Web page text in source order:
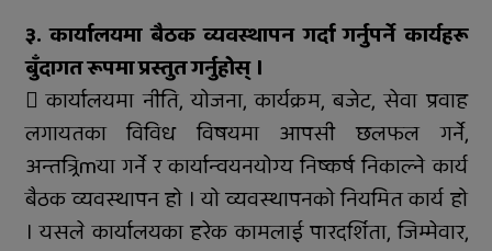
३. कार्यालयमा बैठक व्यवस्थापन गर्दा गर्नुपर्ने कार्यहरू
बुँदागत रूपमा प्रस्तुत गर्नुहोस् ।
 कार्यालयमा नीति, योजना, कार्यक्रम, बजेट, सेवा प्रवाह
लगायतका विविध विषयमा आपसी छलफल गर्ने,
अन्तत्र्रिmया गर्ने र कार्यान्वयनयोग्य निष्कर्ष निकाल्ने कार्य
बैठक व्यवस्थापन हो । यो व्यवस्थापनको नियमित कार्य हो
। यसले कार्यालयका हरेक कामलाई पारदर्शिता, जिम्मेवार,